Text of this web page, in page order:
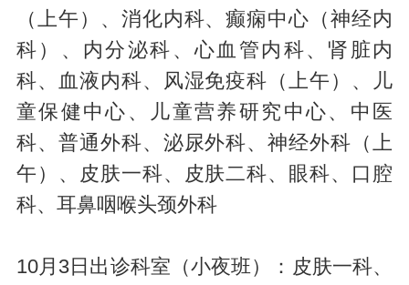
（上午）、消化内科、癫痫中心（神经内
科）、内分泌科、心血管内科、肾脏内
科、血液内科、风湿免疫科（上午）、儿
童保健中心、儿童营养研究中心、中医
科、普通外科、泌尿外科、神经外科（上
午）、皮肤一科、皮肤二科、眼科、口腔
科、耳鼻咽喉头颈外科
10月3日出诊科室（小夜班）：皮肤一科、